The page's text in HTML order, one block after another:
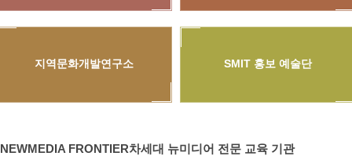
지역문화개발연구소 SMIT 홍보 예술단
NEWMEDIA FRONTIER차세대 뉴미디어 전문 교육 기관